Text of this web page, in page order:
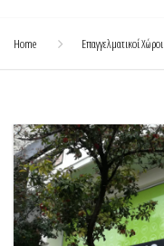
Home Επαγγελματικοί Χώροι